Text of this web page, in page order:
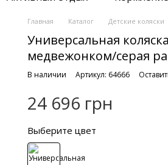
Главная Каталог Детские коляски
Универсальная
медвежонком/серая
В наличии Артикул: 64666
24 696 грн
Выберите цвет